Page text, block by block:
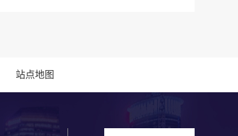
站点地图